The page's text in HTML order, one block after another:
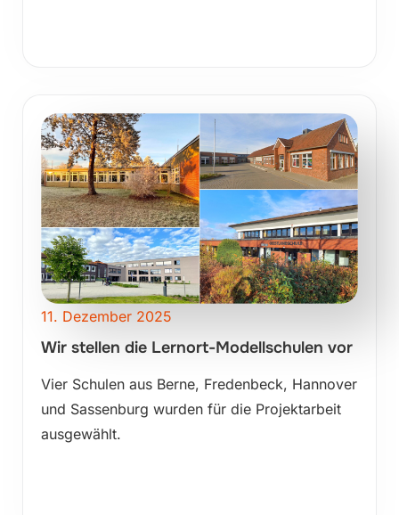
11. Dezember 2025
Wir stellen die Lernort-Modellschulen vor
Vier Schulen aus Berne, Fredenbeck, Hannover
und Sassenburg wurden für die Projektarbeit
ausgewählt.